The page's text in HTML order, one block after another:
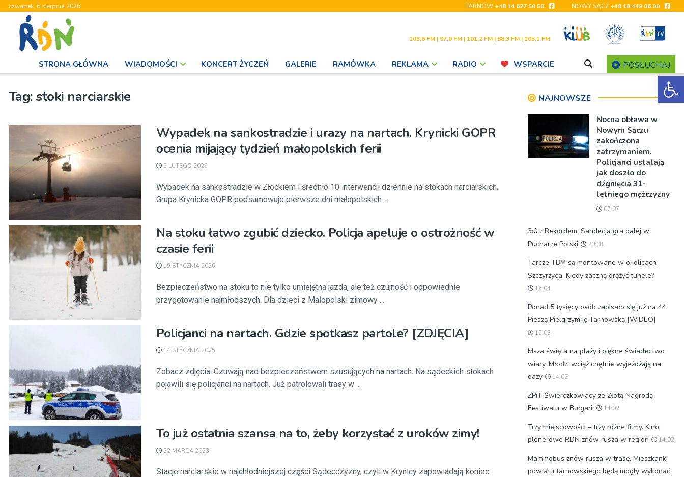
czwartek, 6 sierpnia 2026 TARNÓW+48 14 627 50 50 NOWY SĄCZ+48 18 449 06 00
103,6 FM | 97,0 FM | 101,2 FM | 88,3 FM | 105,1 FM
STRONA GŁÓWNA WIADOMOŚCI KONCERT ŻYCZEŃ GALERIE RAMÓWKA REKLAMA RADIO WSPARCIE POSŁUCHAJ
Tag:stoki narciarskie
Wypadek na sankostradzie i urazy na nartach. Krynicki GOPR
ocenia mijający tydzień małopolskich ferii
5 LUTEGO 2026
Wypadek na sankostradzie w Złockiem i średnio 10 interwencji dziennie na stokach narciarskich.
Grupa Krynicka GOPR podsumowuje pierwsze dni małopolskich ...
Na stoku łatwo zgubić dziecko. Policja apeluje o ostrożność w
czasie ferii
19 STYCZNIA 2026
Bezpieczeństwo na stoku to nie tylko umiejętna jazda, ale też czujność i odpowiednie
przygotowanie najmłodszych. Dla dzieci z Małopolski zimowy ...
Policjanci na nartach. Gdzie spotkasz partole? [ZDJĘCIA]
14 STYCZNIA 2025
Zobacz zdjęcia: Czuwają nad bezpieczeństwem szusujących na nartach. Na sądeckich stokach
pojawili się policjanci na nartach. Już patrolowali trasy w ...
To już ostatnia szansa na to, żeby korzystać z uroków zimy!
22 MARCA 2023
Stacje narciarskie w najchłodniejszej części Sądecczyzny, czyli w Krynicy zapowiadają koniec
NAJNOWSZE
Nocna obława w
Nowym Sączu
zakończona
zatrzymaniem.
Policjanci ustalają
jak doszło do
dźgnięcia 31-
letniego mężczyzny
07:07
3:0 z Rekordem. Sandecja gra dalej w
Pucharze Polski
20:08
Tarcze TBM są montowane w okolicach
Szczyrzyca. Kiedy zaczną drążyć tunele?
16:04
Ponad 5 tysięcy osób zapisało się już na 44.
Pieszą Pielgrzymkę Tarnowską [WIDEO]
15:03
Msza święta na plaży i piękne świadectwo
wiary. Młodzi wciąż chętnie wyjeżdżają na
oazy
14:02
ZPiT Świerczkowiacy ze Złotą Nagrodą
Festiwalu w Bułgarii
14:02
Trzy miejscowości – trzy różne filmy. Kino
plenerowe RDN znów rusza w region
14:02
Mammobus znów rusza w trasę. Mieszkanki
powiatu tarnowskiego będą mogły wykonać